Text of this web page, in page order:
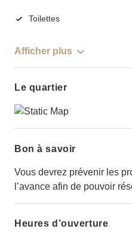
Toilettes
Afficher plus
Le quartier
Bon à savoir
Vous devrez prévenir les
l’avance afin de pouvoir
Heures d’ouverture